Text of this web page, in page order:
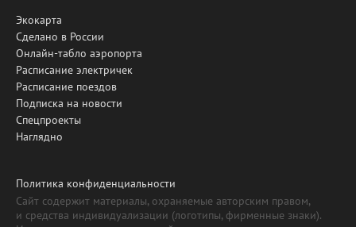
Экокарта
Сделано в России
Онлайн-табло аэропорта
Расписание электричек
Расписание поездов
Подписка на новости
Спецпроекты
Наглядно
Политика конфиденциальности
Сайт содержит материалы, охраняемые авторским правом,
и средства индивидуализации (логотипы, фирменные знаки).